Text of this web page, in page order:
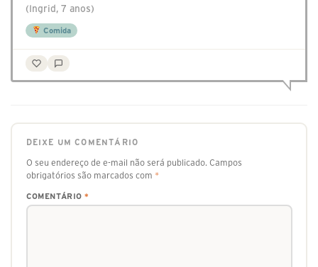
(Ingrid, 7 anos)
Comida
DEIXE UM COMENTÁRIO
O seu endereço de e-mail não será publicado. Campos
obrigatórios são marcados com *
COMENTÁRIO *